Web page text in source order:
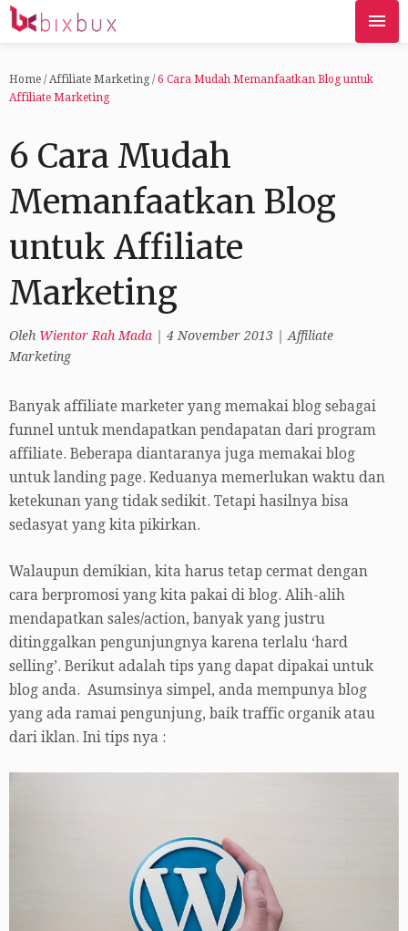
Home / Affiliate Marketing/ 6 Cara Mudah Memanfaatkan Blog untuk
Affiliate Marketing
6 Cara Mudah
Memanfaatkan Blog
untuk Affiliate
Marketing
Oleh Wientor Rah Mada 4 November 2013
Affiliate
Marketing
Banyak affiliate marketer yang memakai blog sebagai
funnel untuk mendapatkan pendapatan dari program
affiliate. Beberapa diantaranya juga memakai blog
untuk landing page. Keduanya memerlukan waktu dan
ketekunan yang tidak sedikit. Tetapi hasilnya bisa
sedasyat yang kita pikirkan.
Walaupun demikian, kita harus tetap cermat dengan
cara berpromosi yang kita pakai di blog. Alih-alih
mendapatkan sales/action, banyak yang justru
ditinggalkan pengunjungnya karena terlalu ‘hard
selling’. Berikut adalah tips yang dapat dipakai untuk
blog anda. Asumsinya simpel, anda mempunya blog
yang ada ramai pengunjung, baik traffic organik atau
dari iklan. Ini tips nya :